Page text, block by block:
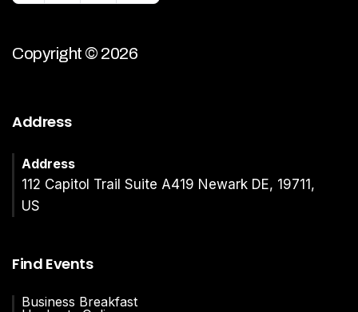
Copyright © 2026
Address
Address
112 Capitol Trail Suite A419 Newark DE, 19711,
US
Find Events
Business Breakfast